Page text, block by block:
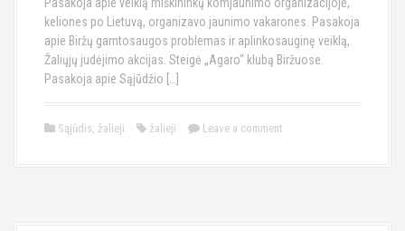
keliones po Lietuvą, organizavo jaunimo vakarones. Pasakoja
apie Biržų gamtosaugos problemas ir aplinkosauginę veiklą,
Žaliųjų judėjimo akcijas. Steigė „Agaro“ klubą Biržuose.
Pasakoja apie Sąjūdžio […]
Sąjūdis, žalieji žalieji Leave a comment